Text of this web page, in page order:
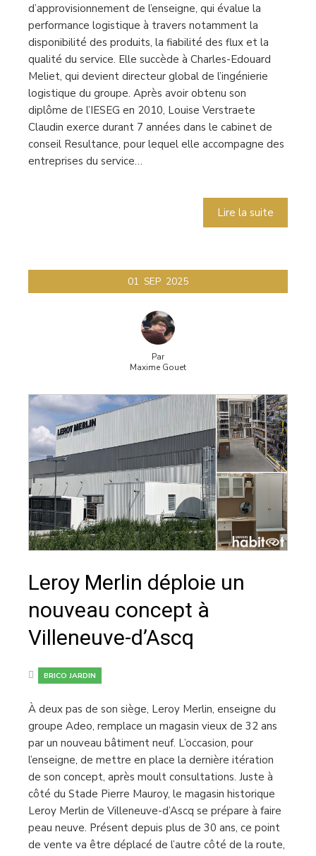
d’approvisionnement de l’enseigne, qui évalue la
performance logistique à travers notamment la
disponibilité des produits, la fiabilité des flux et la
qualité du service. Elle succède à Charles-Edouard
Meliet, qui devient directeur global de l’ingénierie
logistique du groupe. Après avoir obtenu son
diplôme de l’IESEG en 2010, Louise Verstraete
Claudin exerce durant 7 années dans le cabinet de
conseil Resultance, pour lequel elle accompagne des
entreprises du service…
Lire la suite
01 SEP 2025
Par
Maxime Gouet
Leroy Merlin déploie un
nouveau concept à
Villeneuve-d’Ascq
BRICO JARDIN
À deux pas de son siège, Leroy Merlin, enseigne du
groupe Adeo, remplace un magasin vieux de 32 ans
par un nouveau bâtiment neuf. L’occasion, pour
l’enseigne, de mettre en place la dernière itération
de son concept, après moult consultations. Juste à
côté du Stade Pierre Mauroy, le magasin historique
Leroy Merlin de Villeneuve-d’Ascq se prépare à faire
peau neuve. Présent depuis plus de 30 ans, ce point
de vente va être déplacé de l’autre côté de la route,